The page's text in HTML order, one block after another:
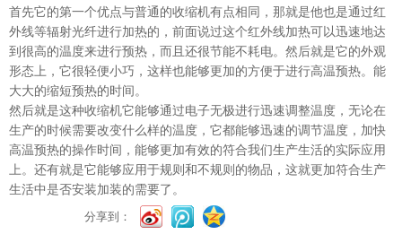
首先它的第一个优点与普通的收缩机有点相同，那就是他也是通过红
外线等辐射光纤进行加热的，前面说过这个红外线加热可以迅速地达
到很高的温度来进行预热，而且还很节能不耗电。然后就是它的外观
形态上，它很轻便小巧，这样也能够更加的方便于进行高温预热。能
大大的缩短预热的时间。
然后就是这种收缩机它能够通过电子无极进行迅速调整温度，无论在
生产的时候需要改变什么样的温度，它都能够迅速的调节温度，加快
高温预热的操作时间，能够更加有效的符合我们生产生活的实际应用
上。还有就是它能够应用于规则和不规则的物品，这就更加符合生产
生活中是否安装加装的需要了。
分享到：